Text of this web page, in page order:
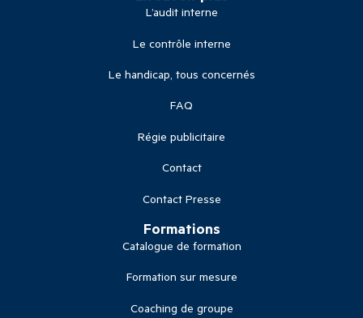
L’audit interne
Le contrôle interne
Le handicap, tous concernés
FAQ
Régie publicitaire
Contact
Contact Presse
Formations
Catalogue de formation
Formation sur mesure
Coaching de groupe